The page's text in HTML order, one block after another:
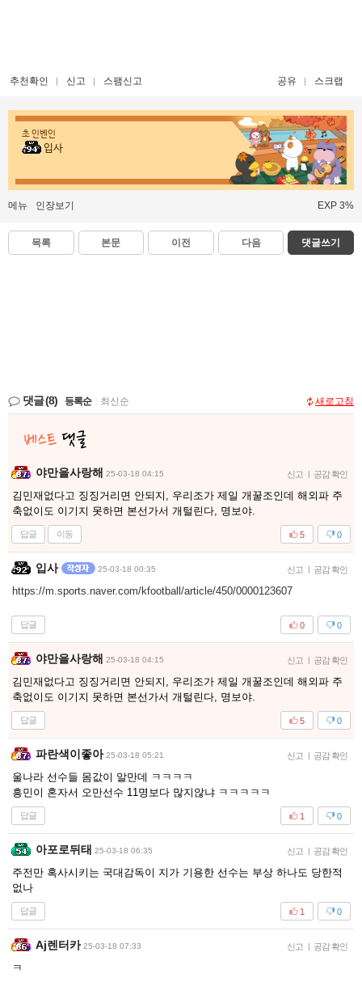
추천확인 신고 스팸신고 공유 스크랩
초 인벤인
입사
메뉴 인장보기 EXP 3%
목록 본문 이전 다음 댓글쓰기
댓글(8) 등록순 최신순 새로고침
야만을사랑해 25-03-18 04:15 신고 공감 확인
김민재없다고 징징거리면 안되지, 우리조가 제일 개꿀조인데 해외파 주
축없이도 이기지 못하면 본선가서 개털린다, 명보야.
답글 이동 0
5
입사 25-03-18 00:35 신고 공감 확인
https://m.sports.naver.com/kfootball/article/450/0000123607
답글 0
0
야만을사랑해 25-03-18 04:15 신고 공감 확인
김민재없다고 징징거리면 안되지, 우리조가 제일 개꿀조인데 해외파 주
축없이도 이기지 못하면 본선가서 개털린다, 명보야.
답글 0
5
파란색이좋아 25-03-18 05:21 신고 공감 확인
울나라 선수들 몸값이 알만데 ㅋㅋㅋㅋ
흥민이 혼자서 오만선수 11명보다 많지않냐 ㅋㅋㅋㅋㅋ
답글 0
1
아포로뒤태 25-03-18 06:35 신고 공감 확인
주전만 혹사시키는 국대감독이 지가 기용한 선수는 부상 하나도 당한적
없나
답글 0
1
Aj렌터카 25-03-18 07:33 신고 공감 확인
ㅋ